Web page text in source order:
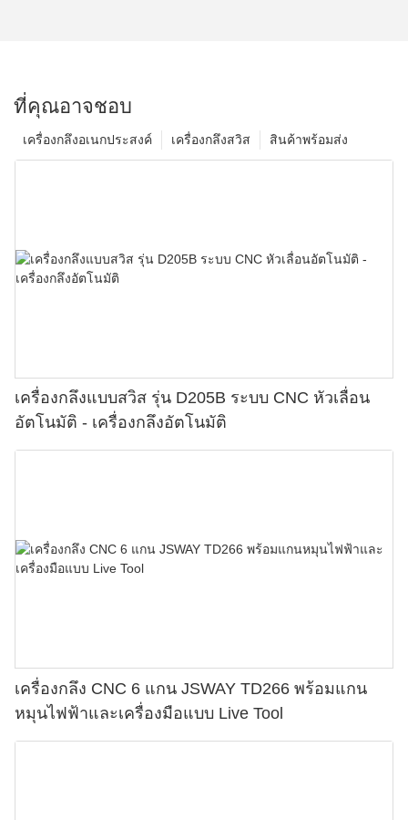
ที่คุณอาจชอบ
สินค้าพร้อมส่ง
เครื่องกลึงสวิส
เครื่องกลึงอเนกประสงค์
เครื่องกลึงแบบสวิส รุ่น D205B ระบบ CNC หัวเลื่อน
อัตโนมัติ - เครื่องกลึงอัตโนมัติ
เครื่องกลึง CNC 6 แกน JSWAY TD266 พร้อมแกน
หมุนไฟฟ้าและเครื่องมือแบบ Live Tool